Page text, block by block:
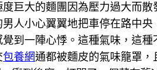
巨大的麵團因為壓力過大而
人小心翼翼地把車停在路中
到一陣心悸。這種氣味，這
包養網通都被麵皮的氣味籠罩